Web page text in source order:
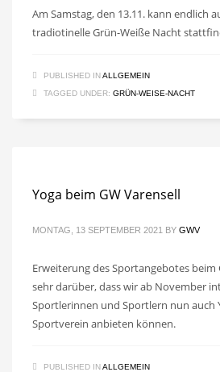
Am Samstag, den 13.11. kann endlich
tradiotinelle Grün-Weiße Nacht
PUBLISHED INALLGEMEIN
TAGGED UNDER: GRÜN-WEISE-NACHT
Yoga beim GW Varensell
MONTAG, 13 SEPTEMBER 2021 BY GWV
Erweiterung des Sportangebotes beim
sehr darüber, dass wir ab November
Sportlerinnen und Sportlern nun auch
Sportverein anbieten können.
PUBLISHED INALLGEMEIN